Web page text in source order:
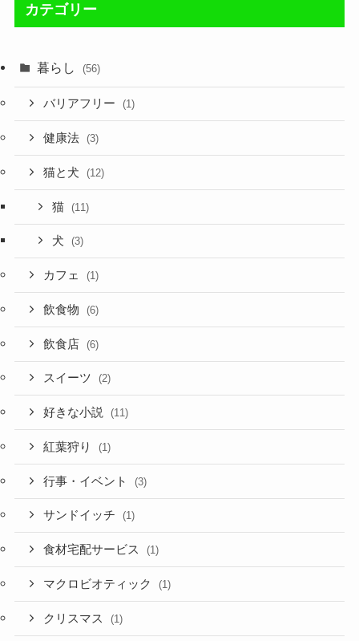
カテゴリー
暮らし (56)
バリアフリー (1)
健康法 (3)
猫と犬 (12)
猫 (11)
犬 (3)
カフェ (1)
飲食物 (6)
飲食店 (6)
スイーツ (2)
好きな小説 (11)
紅葉狩り (1)
行事・イベント (3)
サンドイッチ (1)
食材宅配サービス (1)
マクロビオティック (1)
クリスマス (1)